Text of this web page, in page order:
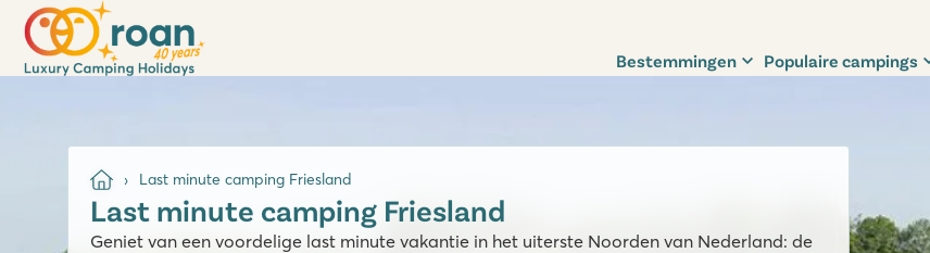
Bestemmingen Populaire campings
Last minute camping Friesland
Last minute camping Friesland
Geniet van een voordelige last minute vakantie in het uiterste Noorden van Nederland: de